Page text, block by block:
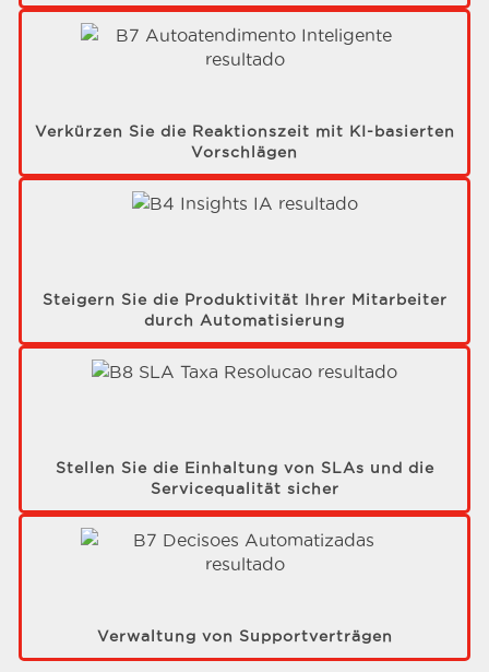
Verkürzen Sie die Reaktionszeit mit KI-basierten
Vorschlägen
Steigern Sie die Produktivität Ihrer Mitarbeiter
durch Automatisierung
Stellen Sie die Einhaltung von SLAs und die
Servicequalität sicher
Verwaltung von Supportverträgen